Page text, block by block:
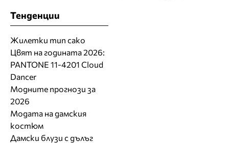
Тенденции
Жилетки тип сако
Цвят на годината 2026:
PANTONE 11-4201 Cloud
Dancer
Модните прогнози за
2026
Модата на дамския
костюм
Дамски блузи с дълъг